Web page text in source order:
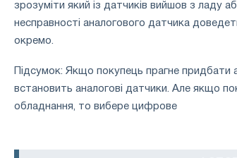
зрозуміти який із датчиків вийшов з ладу
несправності аналогового датчика
окремо.
Підсумок: Якщо покупець прагне придбати
встановить аналогові датчики. Але якщо
обладнання, то вибере цифрове